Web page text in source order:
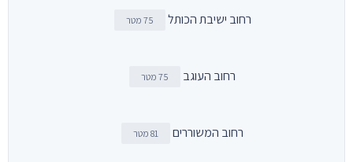
רחוב ישיבת הכותל 75 מטר
רחוב העוגב 75 מטר
רחוב המשוררים 81 מטר